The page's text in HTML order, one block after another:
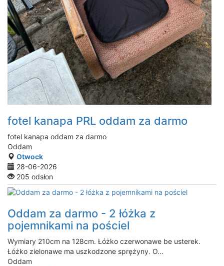
fotel kanapa PRL oddam za darmo
fotel kanapa oddam za darmo
Oddam
Otwock
28-06-2026
205 odsłon
Oddam za darmo - 2 łóżka z
pojemnikami na pościel
Wymiary 210cm na 128cm. Łóżko czerwonawe be usterek.
Łóżko zielonawe ma uszkodzone sprężyny. O...
Oddam